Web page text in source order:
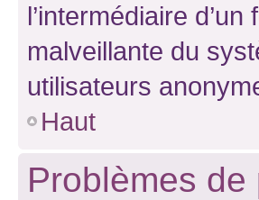
l’intermédiaire
malveillante du
utilisateurs
Haut
Problèmes